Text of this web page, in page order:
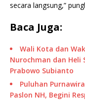
secara langsung,”
Baca Juga:
Wali Kota dan
Nurochman dan Heli
Prabowo Subianto
Puluhan
Paslon NH, Begini